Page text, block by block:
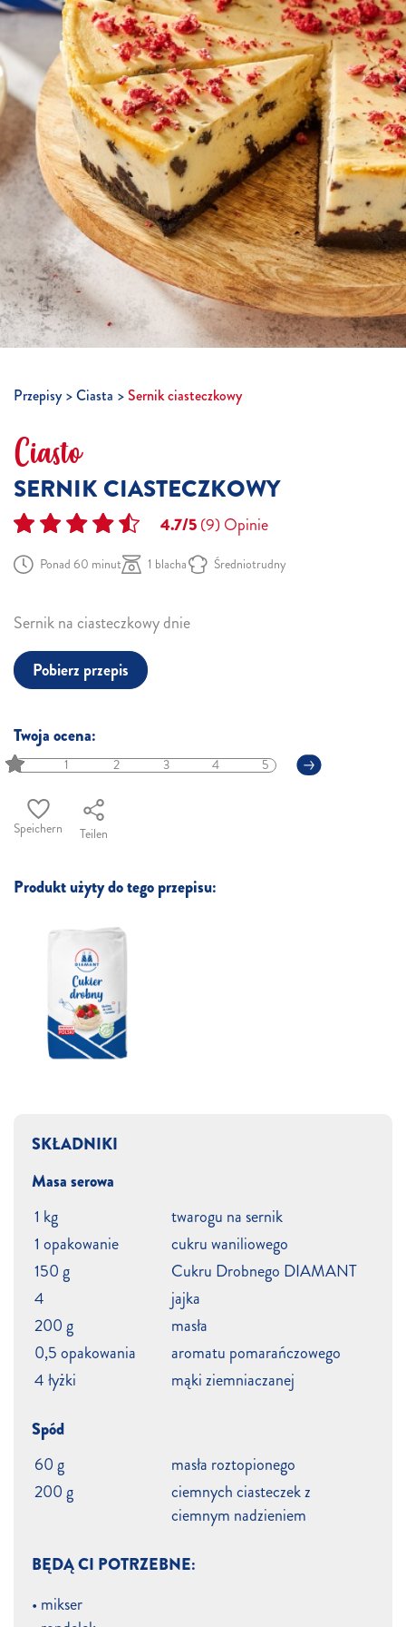
Przepisy Ciasta Sernik ciasteczkowy
Ciasto
SERNIK CIASTECZKOWY
4.7/5(9)Opinie
Ponad 60 minut 1 blacha Średniotrudny
Sernik na ciasteczkowy dnie
Pobierz przepis
Twoja ocena:
1 2 3 4 5
Speichern Teilen
Produkt użyty do tego przepisu:
SKŁADNIKI
Masa serowa
1 kg
twarogu na sernik
1 opakowanie
cukru waniliowego
150 g
Cukru Drobnego DIAMANT
4
jajka
200 g
masła
0,5 opakowania
aromatu pomarańczowego
4 łyżki
mąki ziemniaczanej
Spód
60 g
masła roztopionego
200 g
ciemnych ciasteczek z
ciemnym nadzieniem
BĘDĄ CI POTRZEBNE:
• mikser